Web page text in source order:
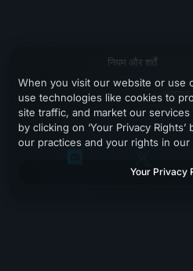
नियम और शर्तें
सहायता
When you visit our website or use
use technologies like cookies to
site traffic, and market our
by clicking on ‘Your Privacy
our practices and your rights in our
Your Privacy